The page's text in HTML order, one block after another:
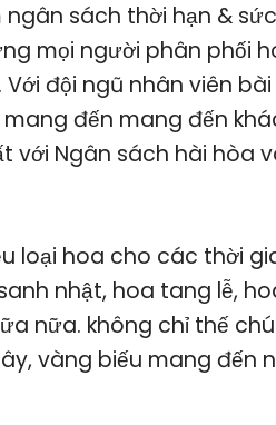
sách thời hạn &
mọi người phân phối
đội ngũ nhân viên
đến mang đến
với Ngân sách hài hòa
loại hoa cho các thời
nhật, hoa tang lễ,
nữa. không chỉ thế
vàng biếu mang đến